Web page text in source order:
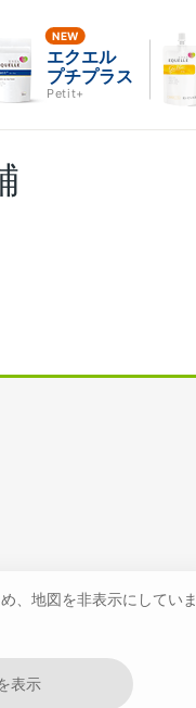
エクエル
プチプラス
Petit+
、地図を非表示にしていま
表示